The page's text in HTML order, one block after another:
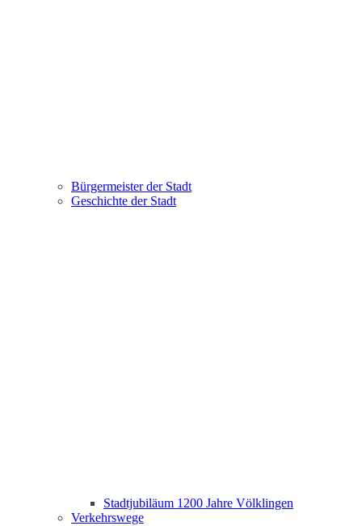
Bürgermeister der Stadt
Geschichte der Stadt
Stadtjubiläum 1200 Jahre Völklingen
Verkehrswege